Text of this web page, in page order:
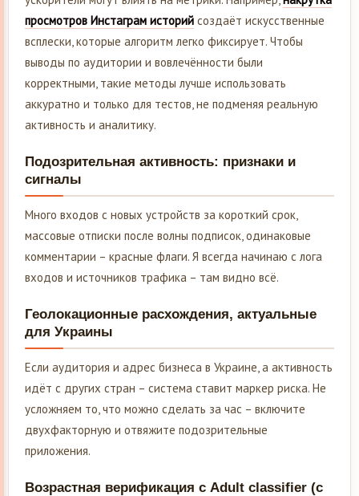
просмотров Инстаграм историй создаёт искусственные
всплески, которые алгоритм легко фиксирует. Чтобы
выводы по аудитории и вовлечённости были
корректными, такие методы лучше использовать
аккуратно и только для тестов, не подменяя реальную
активность и аналитику.
Подозрительная активность: признаки и
сигналы
Много входов с новых устройств за короткий срок,
массовые отписки после волны подписок, одинаковые
комментарии – красные флаги. Я всегда начинаю с лога
входов и источников трафика – там видно всё.
Геолокационные расхождения, актуальные
для Украины
Если аудитория и адрес бизнеса в Украине, а активность
идёт с других стран – система ставит маркер риска. Не
усложняем то, что можно сделать за час – включите
двухфакторную и отвяжите подозрительные
приложения.
Возрастная верификация с Adult classifier (с